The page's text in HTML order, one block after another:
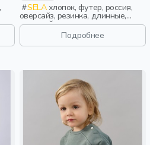
SELAхлопок, футер, россия,
оверсайз, резинка, длинные,
длинный рукав, манжета,
свободные, принт, вырез,
круглый вырез, мальчики, дети
Подробнее